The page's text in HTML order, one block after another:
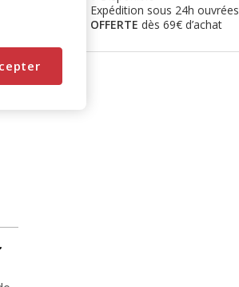
Expédition sous 24h ouvrées
OFFERTEdès 69€ d’achat